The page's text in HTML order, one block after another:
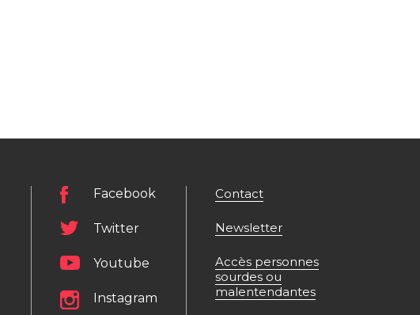
Facebook
Twitter
Youtube
Instagram
Contact
Newsletter
Accès personnes
sourdes ou
malentendantes